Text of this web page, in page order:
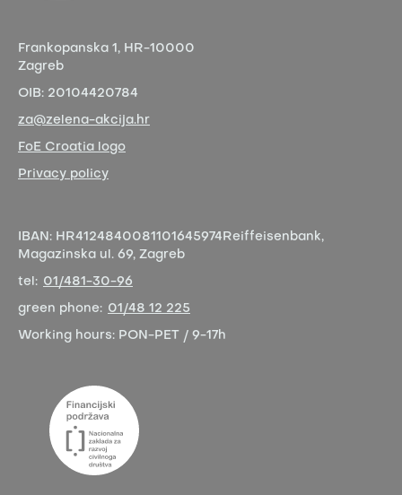
Frankopanska 1, HR-10000
Zagreb
OIB: 20104420784
za@zelena-akcija.hr
FoE Croatia logo
Privacy policy
IBAN: HR4124840081101645974 Reiffeisenbank,
Magazinska ul. 69, Zagreb
tel: 01/481-30-96
green phone: 01/48 12 225
Working hours: PON-PET / 9-17h